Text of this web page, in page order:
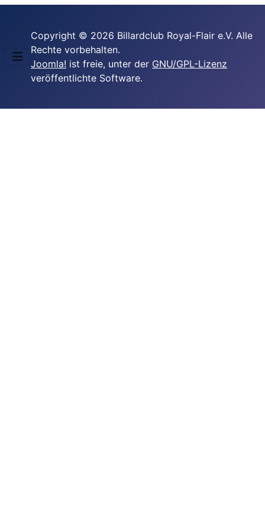
Copyright © 2026 Billardclub Royal-Flair e.V. Alle
Rechte vorbehalten.
Joomla! ist freie, unter der GNU/GPL-Lizenz
veröffentlichte Software.